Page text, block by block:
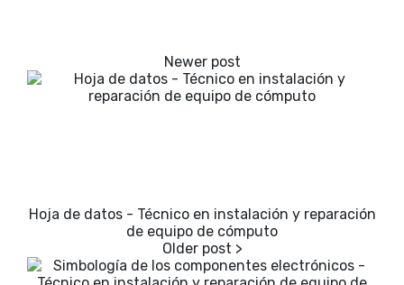
Hoja de datos - Técnico en instalación y reparación
de equipo de cómputo